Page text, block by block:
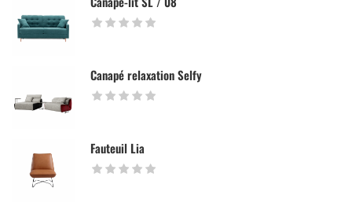
Canapé relaxation Selfy
Fauteuil Lia